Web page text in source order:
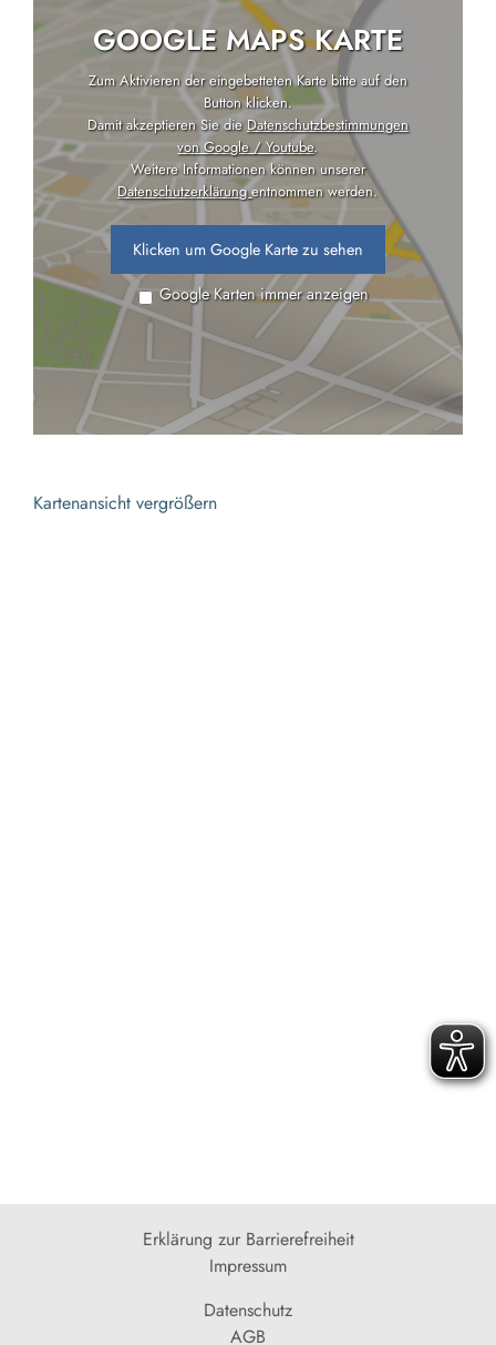
GOOGLE MAPS KARTE
Zum Aktivieren der eingebetteten Karte bitte auf den
Button klicken.
Damit akzeptieren Sie dieDatenschutzbestimmungen
von Google / Youtube.
Weitere Informationen können unserer
Datenschutzerklärungentnommen werden.
Klicken um Google Karte zu sehen
Google Karten immer anzeigen
Kartenansicht vergrößern
Erklärung zur Barrierefreiheit
Impressum
Datenschutz
AGB